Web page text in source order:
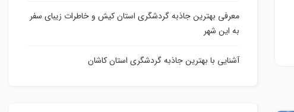
معرفی بهترین جاذبه گردشگری استان کیش و خاطرات زیبای سفر
به این شهر
آشنایی با بهترین جاذبه گردشگری استان کاشان